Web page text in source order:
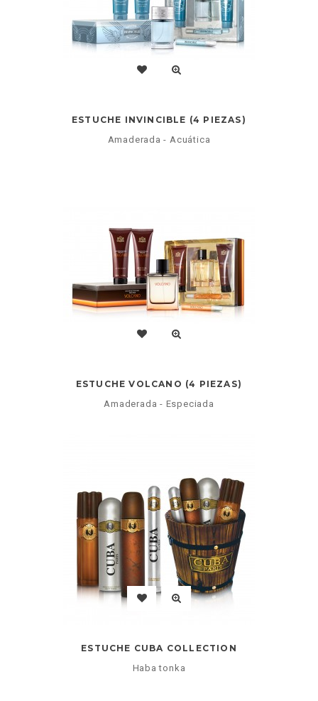
ESTUCHE INVINCIBLE (4 PIEZAS)
Amaderada - Acuática
ESTUCHE VOLCANO (4 PIEZAS)
Amaderada - Especiada
ESTUCHE CUBA COLLECTION
Haba tonka